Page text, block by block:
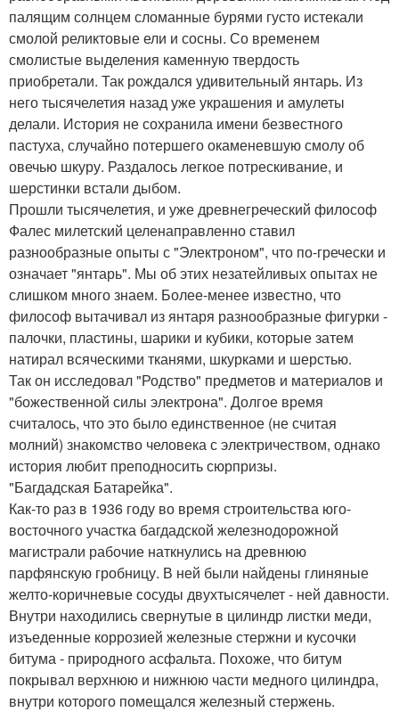
палящим солнцем сломанные бурями густо истекали
смолой реликтовые ели и сосны. Со временем
смолистые выделения каменную твердость
приобретали. Так рождался удивительный янтарь. Из
него тысячелетия назад уже украшения и амулеты
делали. История не сохранила имени безвестного
пастуха, случайно потершего окаменевшую смолу об
овечью шкуру. Раздалось легкое потрескивание, и
шерстинки встали дыбом.
Прошли тысячелетия, и уже древнегреческий философ
Фалес милетский целенаправленно ставил
разнообразные опыты с "Электроном", что по-гречески и
означает "янтарь". Мы об этих незатейливых опытах не
слишком много знаем. Более-менее известно, что
философ вытачивал из янтаря разнообразные фигурки -
палочки, пластины, шарики и кубики, которые затем
натирал всяческими тканями, шкурками и шерстью.
Так он исследовал "Родство" предметов и материалов и
"божественной силы электрона". Долгое время
считалось, что это было единственное (не считая
молний) знакомство человека с электричеством, однако
история любит преподносить сюрпризы.
"Багдадская Батарейка".
Как-то раз в 1936 году во время строительства юго-
восточного участка багдадской железнодорожной
магистрали рабочие наткнулись на древнюю
парфянскую гробницу. В ней были найдены глиняные
желто-коричневые сосуды двухтысячелет - ней давности.
Внутри находились свернутые в цилиндр листки меди,
изъеденные коррозией железные стержни и кусочки
битума - природного асфальта. Похоже, что битум
покрывал верхнюю и нижнюю части медного цилиндра,
внутри которого помещался железный стержень.